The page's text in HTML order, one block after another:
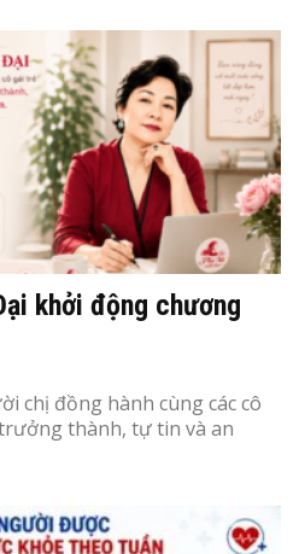
khởi động chương
chị đồng hành cùng các cô
thành, tự tin và an